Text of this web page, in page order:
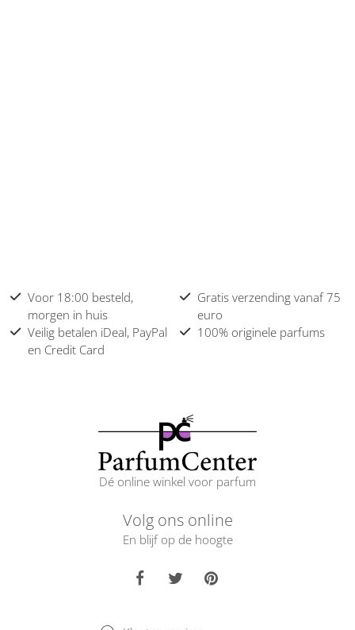
Voor 18:00 besteld,
morgen in huis
Gratis verzending vanaf 75
euro
Veilig betalen iDeal, PayPal
en Credit Card
100% originele parfums
Dé online winkel voor parfum
Volg ons online
En blijf op de hoogte